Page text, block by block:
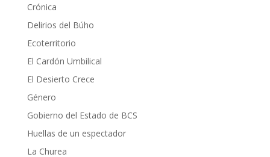
Crónica
Delirios del Búho
Ecoterritorio
El Cardón Umbilical
El Desierto Crece
Género
Gobierno del Estado de BCS
Huellas de un espectador
La Churea